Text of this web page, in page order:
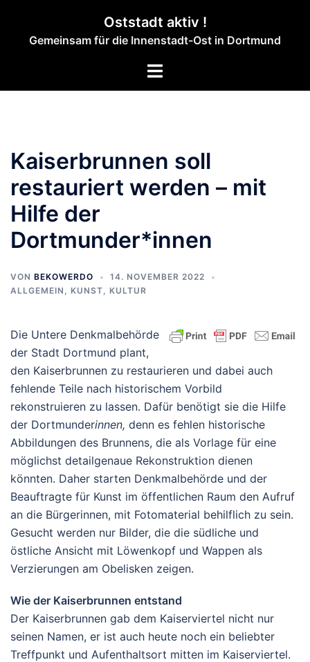
springen
Oststadt aktiv !
Gemeinsam für die Innenstadt-Ost in Dortmund
Menü
Kaiserbrunnen soll
restauriert werden – mit
Hilfe der
Dortmunder*innen
VON BEKOWERDO
14. NOVEMBER 2022
ALLGEMEIN , KUNST, KULTUR
Die Untere Denkmalbehörde
der Stadt Dortmund plant,
den Kaiserbrunnen zu restaurieren und dabei auch
fehlende Teile nach historischem Vorbild
rekonstruieren zu lassen. Dafür benötigt sie die Hilfe
der Dortmunderinnen, denn es fehlen historische
Abbildungen des Brunnens, die als Vorlage für eine
möglichst detailgenaue Rekonstruktion dienen
könnten. Daher starten Denkmalbehörde und der
Beauftragte für Kunst im öffentlichen Raum den Aufruf
an die Bürgerinnen, mit Fotomaterial behilflich zu sein.
Gesucht werden nur Bilder, die die südliche und
östliche Ansicht mit Löwenkopf und Wappen als
Verzierungen am Obelisken zeigen.
Wie der Kaiserbrunnen entstand
Der Kaiserbrunnen gab dem Kaiserviertel nicht nur
seinen Namen, er ist auch heute noch ein beliebter
Treffpunkt und Aufenthaltsort mitten im Kaiserviertel.